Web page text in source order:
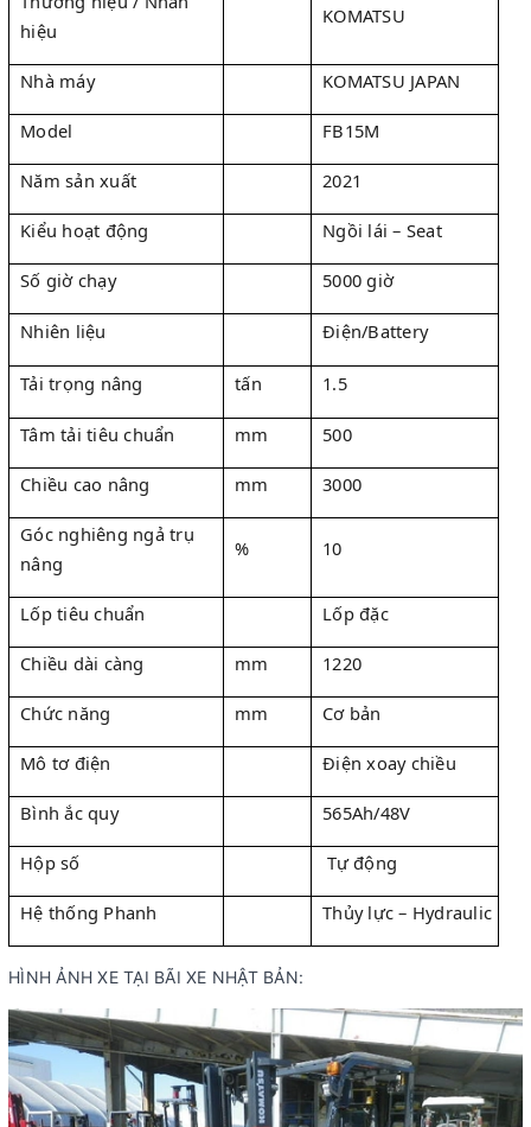
hiệu
KOMATSU
Nhà máy KOMATSU JAPAN
Model FB15M
Năm sản xuất 2021
Kiểu hoạt động Ngồi lái – Seat
Số giờ chạy 5000 giờ
Nhiên liệu Điện/Battery
Tải trọng nâng tấn 1.5
Tâm tải tiêu chuẩn mm 500
Chiều cao nâng mm 3000
Góc nghiêng ngả trụ
nâng
% 10
Lốp tiêu chuẩn Lốp đặc
Chiều dài càng mm 1220
Chức năng mm Cơ bản
Mô tơ điện Điện xoay chiều
Bình ắc quy 565Ah/48V
Hộp số Tự động
Hệ thống Phanh Thủy lực – Hydraulic
HÌNH ẢNH XE TẠI BÃI XE NHẬT BẢN: